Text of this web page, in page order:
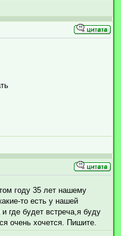
году 35 лет нашему
то есть у нашей
где будет встреча,я буду
очень хочется. Пишите.